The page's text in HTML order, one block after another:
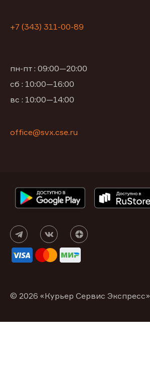
+7 (343) 311-00-89
пн-пт : 09:00—20:00
сб : 10:00—16:00
вс : 10:00—14:00
office@svx.cse.ru
© 2026 «Курьер Сервис Экспресс»